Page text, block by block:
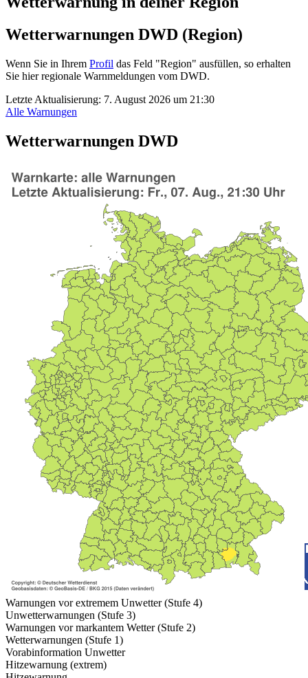
Wetterwarnungen DWD (Region)
Wenn Sie in Ihrem Profil das Feld "Region" ausfüllen, so erhalten
Sie hier regionale Warnmeldungen vom DWD.
Letzte Aktualisierung: 7. August 2026 um 21:30
Alle Warnungen
Wetterwarnungen DWD
Warnungen vor extremem Unwetter (Stufe 4)
Unwetterwarnungen (Stufe 3)
Warnungen vor markantem Wetter (Stufe 2)
Wetterwarnungen (Stufe 1)
Vorabinformation Unwetter
Hitzewarnung (extrem)